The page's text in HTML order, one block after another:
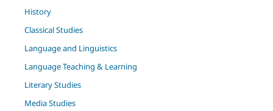
History
Classical Studies
Language and Linguistics
Language Teaching & Learning
Literary Studies
Media Studies